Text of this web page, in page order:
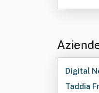
Digital
Taddia